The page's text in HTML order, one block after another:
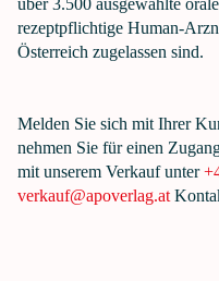
über3.500 ausgewählte
rezeptpflichtige Human-
Österreich zugelassen sind.
Melden Sie sich mit Ihrer
nehmen Sie für einen
mit unserem Verkauf unter
verkauf@apoverlag.at